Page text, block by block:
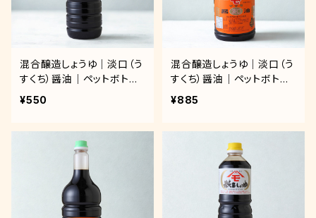
混合醸造しょうゆ｜淡口（う
すくち）醤油｜ペットボトル
1.0ℓ
¥550
混合醸造しょうゆ｜淡口（う
すくち）醤油｜ペットボトル
1.8ℓ
¥885